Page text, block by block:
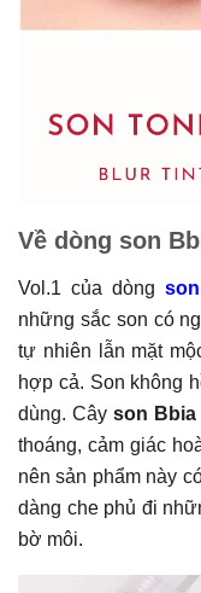
Về dòng son
Vol.1 của dòng
những sắc son có
tự nhiên lẫn mặt
hợp cả. Son không
dùng. Cây son Bbia
thoáng, cảm giác
nên sản phẩm này
dàng che phủ đi
bờ môi.